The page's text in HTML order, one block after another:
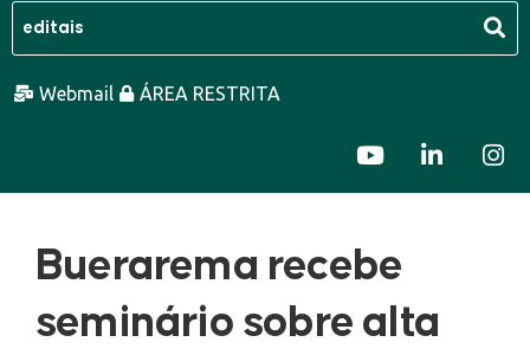
Webmail ÁREA RESTRITA
Buerarema recebe
seminário sobre alta